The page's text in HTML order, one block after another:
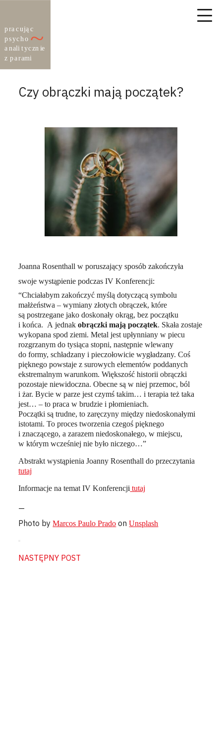
Czy obrączki mają początek?
Joanna Rosenthall w poruszający sposób zakończyła
swoje wystąpienie podczas IV Konferencji:
“Chciałabym zakończyć myślą dotyczącą symbolu
małżeństwa – wymiany złotych obrączek, które
są postrzegane jako doskonały okrąg, bez początku
i końca. A jednakobrączki mają początek. Skała zostaje
wykopana spod ziemi. Metal jest upłynniany w piecu
rozgrzanym do tysiąca stopni, następnie wlewany
do formy, schładzany i pieczołowicie wygładzany. Coś
pięknego powstaje z surowych elementów poddanych
ekstremalnym warunkom.Większość historii obrączki
pozostaje niewidoczna. Obecne są w niej przemoc, ból
i żar. Bycie w parze jest czymś takim… i terapia też taka
jest… – to praca w brudzie i płomieniach.
Początki są trudne, to zaręczyny między niedoskonałymi
istotami. To proces tworzenia czegoś pięknego
i znaczącego, a zarazem niedoskonałego, w miejscu,
w którym wcześniej nie było niczego…”
Abstrakt wystąpienia Joanny Rosenthall do przeczytania
tutaj
Informacje na temat IV Konferencji tutaj
—
Photo byMarcos Paulo Prado onUnsplash
NASTĘPNY POST